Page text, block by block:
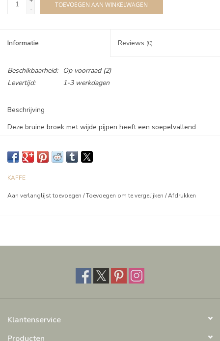
-
TOEVOEGEN AAN WINKELWAGEN
Informatie Reviews (0)
Beschikbaarheid: Op voorraad(2)
Levertijd:
1-3 werkdagen
Beschrijving
Deze bruine broek met wijde pijpen heeft een soepelvallend
een lichte valling zorgen voor een moeiteloos moderne en
relaxte look.
Kleur: Coffee bean
Pasvorm : Losse pasvorm
KAFFE
Aan verlanglijst toevoegen /Toevoegen om te vergelijken /Afdrukken
Klantenservice
Producten